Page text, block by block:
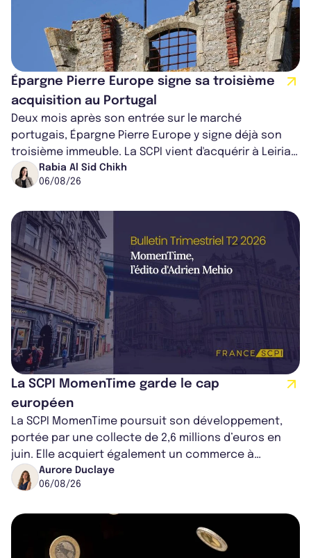
Épargne Pierre Europe signe sa troisième
acquisition au Portugal
Deux mois après son entrée sur le marché
portugais, Épargne Pierre Europe y signe déjà son
troisième immeuble. La SCPI vient d'acquérir à Leiria,
dans le centre du pays, un établis...
Rabia Al Sid Chikh
06/08/26
La SCPI MomenTime garde le cap
européen
La SCPI MomenTime poursuit son développement,
portée par une collecte de 2,6 millions d’euros en
juin. Elle acquiert également un commerce à
Worcester, place une plateforme logisti...
Aurore Duclaye
06/08/26